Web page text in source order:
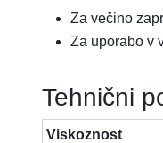
Za večino
Za uporabo v
Tehnični
Viskoznost